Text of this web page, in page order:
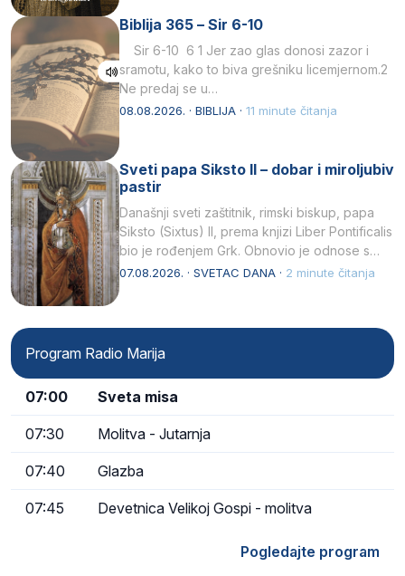
Biblija 365 – Sir 6-10
Sir 6-10 6 1 Jer zao glas donosi zazor i
sramotu, kako to biva grešniku licemjernom.2
Ne predaj se u…
08.08.2026. · BIBLIJA · 11 minute čitanja
Sveti papa Siksto II – dobar i miroljubiv
pastir
Današnji sveti zaštitnik, rimski biskup, papa
Siksto (Sixtus) II, prema knjizi Liber Pontificalis
bio je rođenjem Grk. Obnovio je odnose s
afričkim…
07.08.2026. · SVETAC DANA · 2 minute čitanja
Program Radio Marija
07:00 Sveta misa
07:30 Molitva - Jutarnja
07:40 Glazba
07:45 Devetnica Velikoj Gospi - molitva
Pogledajte program